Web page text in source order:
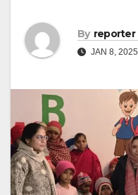
By reporter
JAN 8, 2025